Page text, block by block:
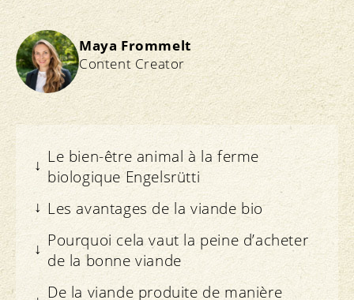
Maya Frommelt
Content Creator
Le bien-être animal à la ferme
biologique Engelsrütti
Les avantages de la viande bio
Pourquoi cela vaut la peine d’acheter
de la bonne viande
De la viande produite de manière